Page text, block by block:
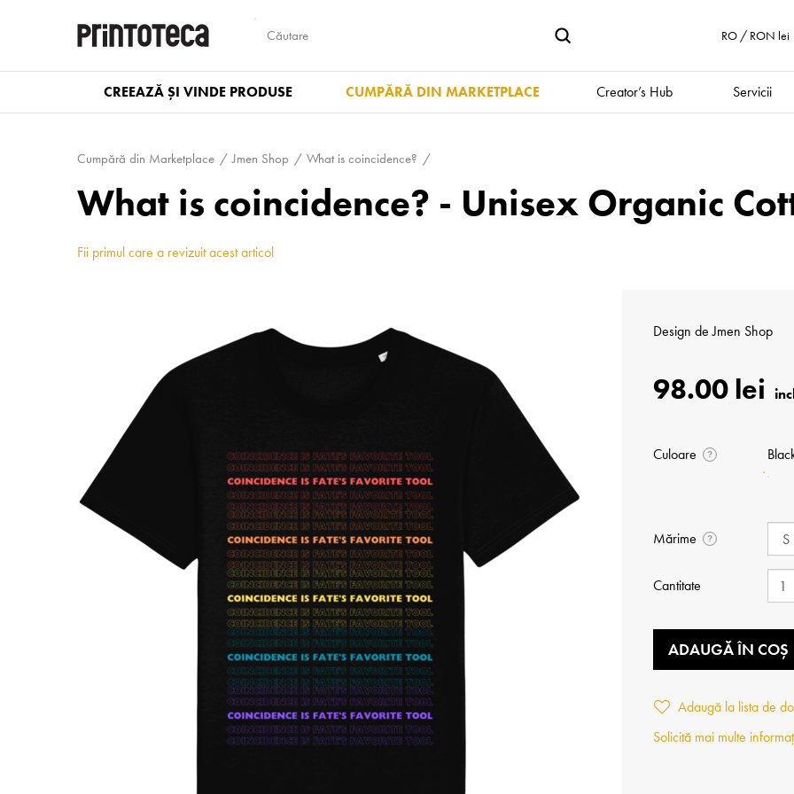
RO / RON lei
CREEAZĂ ȘI VINDE PRODUSE CUMPĂRĂ DIN MARKETPLACE Creator’s Hub Servicii
Cumpără din Marketplace Jmen Shop What is coincidence?
What is coincidence? - Unisex Organic
Fii primul care a revizuit acest articol
Design deJmen Shop
98.00 lei
Culoare ?
Mărime ?
Cantitate
ADAUGĂ ÎN COȘ
Adaugă la lista de
Solicită mai multe